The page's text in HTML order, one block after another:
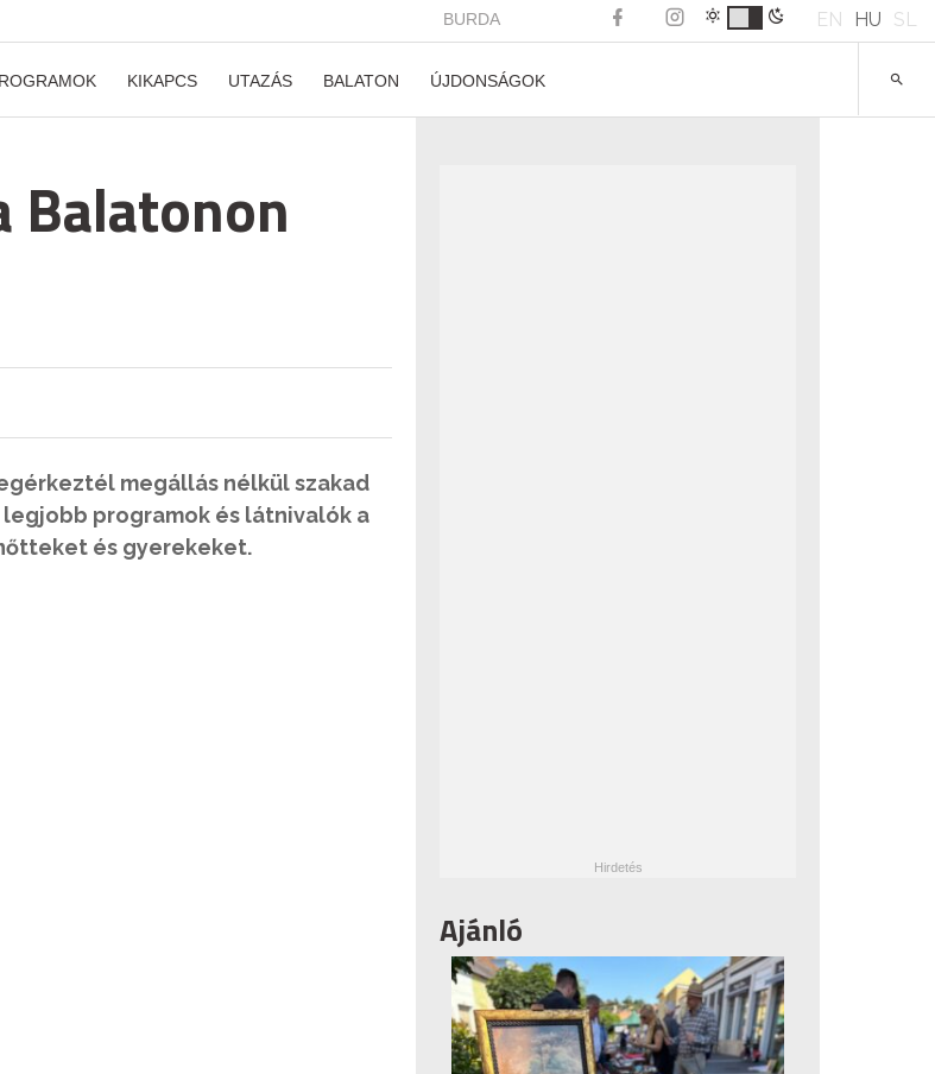
BURDA EN HU SL
KIKAPCS UTAZÁS BALATON ÚJDONSÁGOK
Balatonon
megállás nélkül szakad
legjobb programok és látnivalók a
és gyerekeket.
Ajánló